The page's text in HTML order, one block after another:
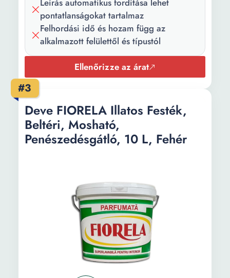
Szín:
Fehér
Árnyalat:
Matt fehér
Mennyiség:
15 l
Ajánlott fedett
terület:
75 m²
Szárítási idő:
4 h
Felhasználás
(ml|g/m²):
200
Leírás automatikus fordítása lehet
pontatlanságokat tartalmaz
Felhordási idő és hozam függ az
alkalmazott felülettől és típustól
Ellenőrizze az árat
#3
Deve FIORELA Illatos Festék,
Beltéri, Mosható,
Penészedésgátló, 10 L, Fehér